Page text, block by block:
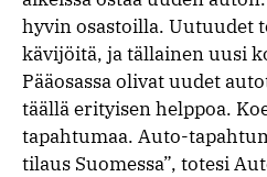
hyvin osastoilla. Uutuudet
kävijöitä, ja tällainen uusi
Pääosassa olivat uudet
täällä erityisen helppoa.
tapahtumaa. Auto-
tilaus Suomessa”, totesi